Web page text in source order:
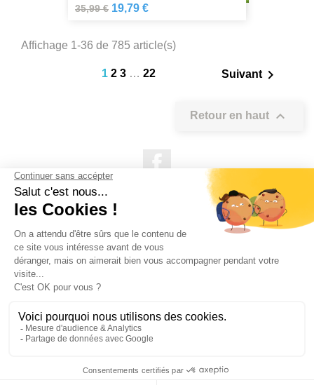
35,99 € 19,79 €
Affichage 1-36 de 785 article(s)
1 2 3 … 22 Suivant
Retour en haut 
NOS PRODUITS
NOTRE SOCIÉTÉ
INFORMATIONS DE LA BOUTIQUE
QUESTIONS FRÉQUEMMENT POSÉES